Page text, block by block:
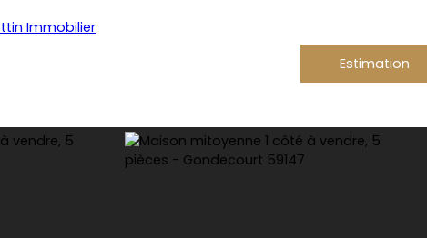
Estimation